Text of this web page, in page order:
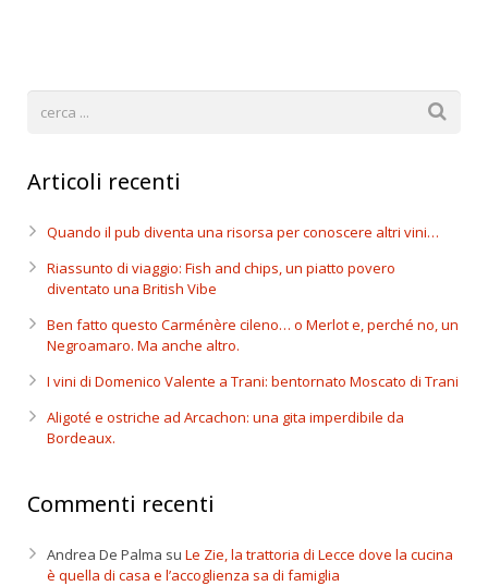
Articoli recenti
Quando il pub diventa una risorsa per conoscere altri vini…
Riassunto di viaggio: Fish and chips, un piatto povero
diventato una British Vibe
Ben fatto questo Carménère cileno… o Merlot e, perché no, un
Negroamaro. Ma anche altro.
I vini di Domenico Valente a Trani: bentornato Moscato di Trani
Aligoté e ostriche ad Arcachon: una gita imperdibile da
Bordeaux.
Commenti recenti
Andrea De Palma su Le Zie, la trattoria di Lecce dove la cucina
è quella di casa e l’accoglienza sa di famiglia